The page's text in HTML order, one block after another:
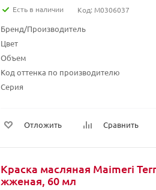
Есть в наличии Код: M0306037
Бренд/Производитель
Цвет
Объем
Код оттенка по производителю
Серия
Отложить Сравнить
Краска масляная Maimeri
жженая, 60 мл